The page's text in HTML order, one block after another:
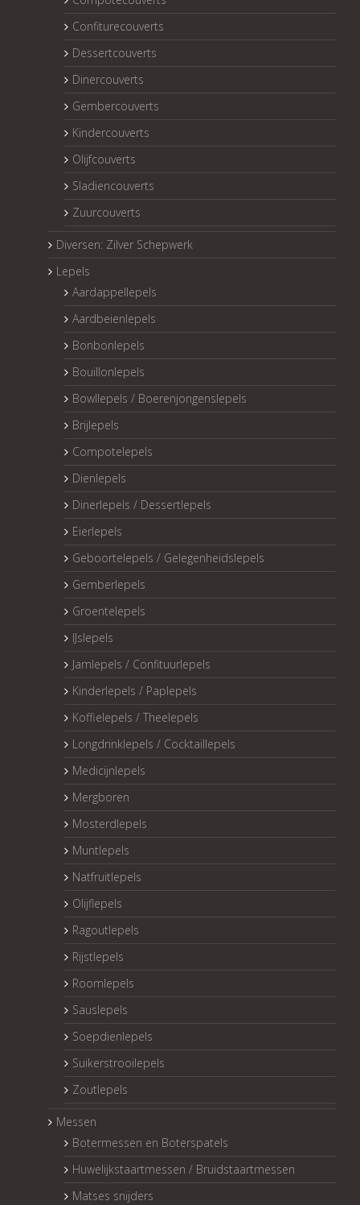
Confiturecouverts
Dessertcouverts
Dinercouverts
Gembercouverts
Kindercouverts
Olijfcouverts
Sladiencouverts
Zuurcouverts
Diversen: Zilver Schepwerk
Lepels
Aardappellepels
Aardbeienlepels
Bonbonlepels
Bouillonlepels
Bowllepels / Boerenjongenslepels
Brijlepels
Compotelepels
Dienlepels
Dinerlepels / Dessertlepels
Eierlepels
Geboortelepels / Gelegenheidslepels
Gemberlepels
Groentelepels
IJslepels
Jamlepels / Confituurlepels
Kinderlepels / Paplepels
Koffielepels / Theelepels
Longdrinklepels / Cocktaillepels
Medicijnlepels
Mergboren
Mosterdlepels
Muntlepels
Natfruitlepels
Olijflepels
Ragoutlepels
Rijstlepels
Roomlepels
Sauslepels
Soepdienlepels
Suikerstrooilepels
Zoutlepels
Messen
Botermessen en Boterspatels
Huwelijkstaartmessen / Bruidstaartmessen
Matses snijders